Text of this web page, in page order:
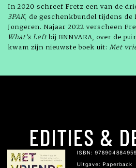
In 2020 schreef Fretz een van de
3PAK, de geschenkbundel tijdens de
Jongeren. Najaar 2022 verscheen
What's Leftbij BNNVARA, over de
kwam zijn nieuwste boek uit: Met
EDITIES &
ISBN:
Uitgave: Paperback